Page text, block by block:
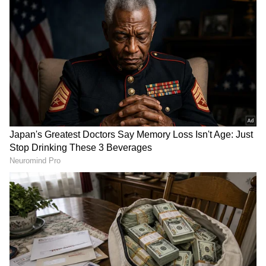
ಘೋಷಣೆಯಾಗುತ್ತಲೇ, ಮನೆ ತೊರೆದಿರುವ ವಾಣಿ
ಪ್ರತ್ಯೇಕವಾಗಿ ವಾಸಿಸುತ್ತಿದ್ದಾರೆ.
RECOMMENDED STORIES